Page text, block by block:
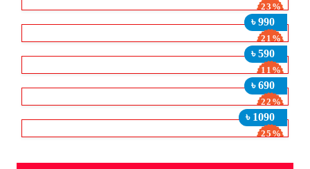
23%
ছাড়
21%
ছাড়
৳ 990
11%
ছাড়
৳ 590
22%
ছাড়
৳ 690
25%
৳ 1090